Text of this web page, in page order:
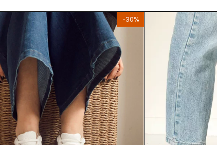
-30%